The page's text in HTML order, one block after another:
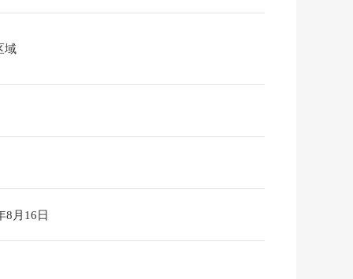
域
8月16日